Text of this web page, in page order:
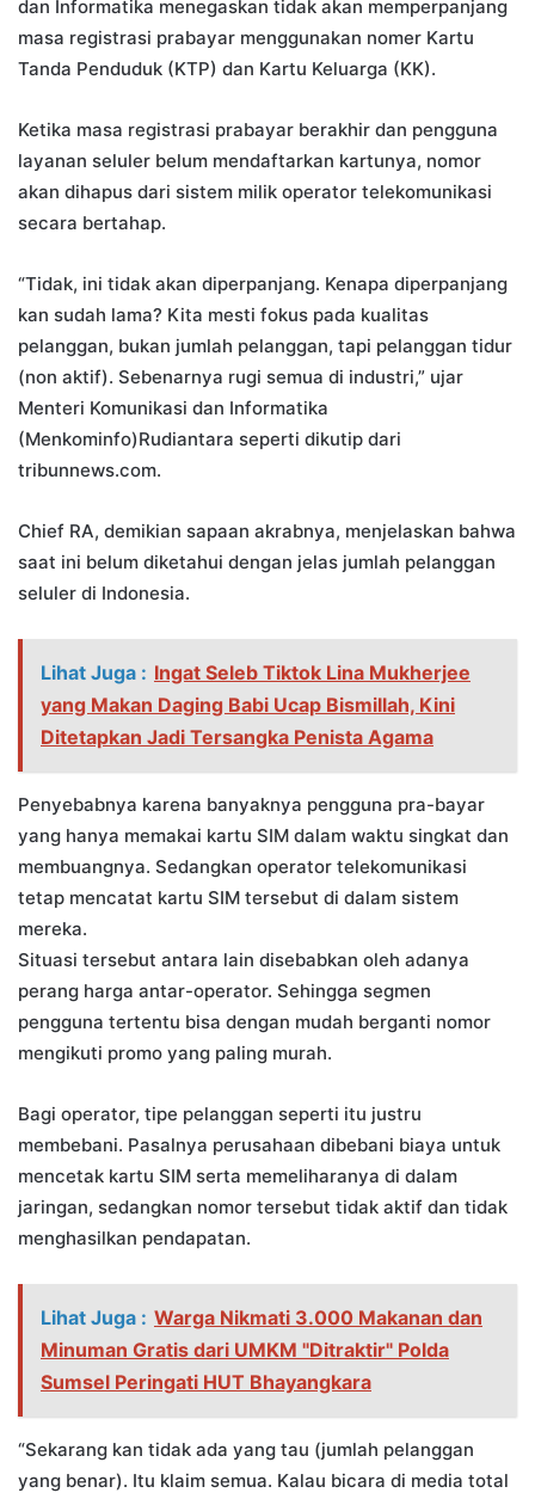
dan Informatika menegaskan tidak akan memperpanjang
masa registrasi prabayar menggunakan nomer Kartu
Tanda Penduduk (KTP) dan Kartu Keluarga (KK).
Ketika masa registrasi prabayar berakhir dan pengguna
layanan seluler belum mendaftarkan kartunya, nomor
akan dihapus dari sistem milik operator telekomunikasi
secara bertahap.
“Tidak, ini tidak akan diperpanjang. Kenapa diperpanjang
kan sudah lama? Kita mesti fokus pada kualitas
pelanggan, bukan jumlah pelanggan, tapi pelanggan tidur
(non aktif). Sebenarnya rugi semua di industri,” ujar
Menteri Komunikasi dan Informatika
(Menkominfo)Rudiantara seperti dikutip dari
tribunnews.com.
Chief RA, demikian sapaan akrabnya, menjelaskan bahwa
saat ini belum diketahui dengan jelas jumlah pelanggan
seluler di Indonesia.
Lihat Juga : Ingat Seleb Tiktok Lina Mukherjee
yang Makan Daging Babi Ucap Bismillah, Kini
Ditetapkan Jadi Tersangka Penista Agama
Penyebabnya karena banyaknya pengguna pra-bayar
yang hanya memakai kartu SIM dalam waktu singkat dan
membuangnya. Sedangkan operator telekomunikasi
tetap mencatat kartu SIM tersebut di dalam sistem
mereka.
Situasi tersebut antara lain disebabkan oleh adanya
perang harga antar-operator. Sehingga segmen
pengguna tertentu bisa dengan mudah berganti nomor
mengikuti promo yang paling murah.
Bagi operator, tipe pelanggan seperti itu justru
membebani. Pasalnya perusahaan dibebani biaya untuk
mencetak kartu SIM serta memeliharanya di dalam
jaringan, sedangkan nomor tersebut tidak aktif dan tidak
menghasilkan pendapatan.
Lihat Juga : Warga Nikmati 3.000 Makanan dan
Minuman Gratis dari UMKM "Ditraktir" Polda
Sumsel Peringati HUT Bhayangkara
“Sekarang kan tidak ada yang tau (jumlah pelanggan
yang benar). Itu klaim semua. Kalau bicara di media total